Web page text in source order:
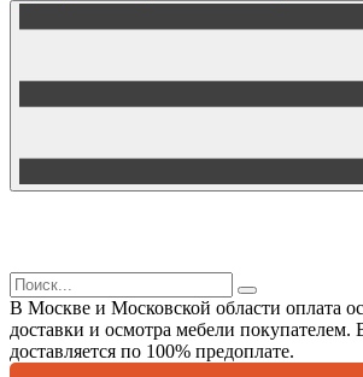
В Москве и Московской области оплата
доставки и осмотра мебели покупателем.
доставляется по 100% предоплате.